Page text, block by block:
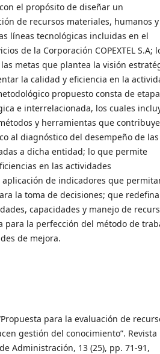
el propósito de diseñar un
de recursos materiales, humanos y
líneas tecnológicas incluidas en el
de la Corporación COPEXTEL S.A;
metas que plantea la visión
la calidad y eficiencia en la
propuesto consta de
e interrelacionada, los cuales
y herramientas que
al diagnóstico del desempeño de las
a dicha entidad; lo que permite
en las actividades
de indicadores que
la toma de decisiones; que
capacidades y manejo de
para la perfección del método de
de mejora.
para la evaluación de
gestión del conocimiento”. Revista
Administración, 13 (25), pp. 71-91,